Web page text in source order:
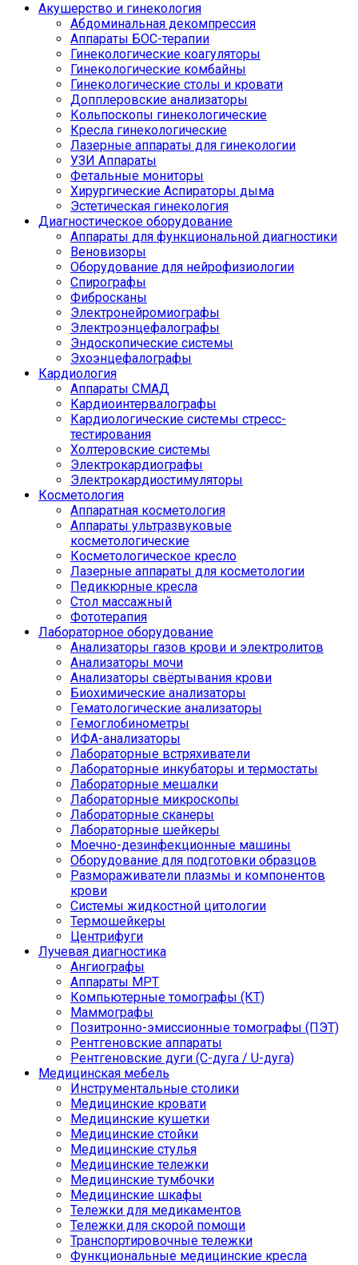
Акушерство и гинекология
Абдоминальная декомпрессия
Аппараты БОС-терапии
Гинекологические коагуляторы
Гинекологические комбайны
Гинекологические столы и кровати
Допплеровские анализаторы
Кольпоскопы гинекологические
Кресла гинекологические
Лазерные аппараты для гинекологии
УЗИ Аппараты
Фетальные мониторы
Хирургические Аспираторы дыма
Эстетическая гинекология
Диагностическое оборудование
Аппараты для функциональной диагностики
Веновизоры
Оборудование для нейрофизиологии
Спирографы
Фибросканы
Электронейромиографы
Электроэнцефалографы
Эндоскопические системы
Эхоэнцефалографы
Кардиология
Аппараты СМАД
Кардиоинтервалографы
Кардиологические системы стресс-
тестирования
Холтеровские системы
Электрокардиографы
Электрокардиостимуляторы
Косметология
Аппаратная косметология
Аппараты ультразвуковые
косметологические
Косметологическое кресло
Лазерные аппараты для косметологии
Педикюрные кресла
Стол массажный
Фототерапия
Лабораторное оборудование
Анализаторы газов крови и электролитов
Анализаторы мочи
Анализаторы свёртывания крови
Биохимические анализаторы
Гематологические анализаторы
Гемоглобинометры
ИФА-анализаторы
Лабораторные встряхиватели
Лабораторные инкубаторы и термостаты
Лабораторные мешалки
Лабораторные микроскопы
Лабораторные сканеры
Лабораторные шейкеры
Моечно-дезинфекционные машины
Оборудование для подготовки образцов
Размораживатели плазмы и компонентов
крови
Системы жидкостной цитологии
Термошейкеры
Центрифуги
Лучевая диагностика
Ангиографы
Аппараты МРТ
Компьютерные томографы (КТ)
Маммографы
Позитронно-эмиссионные томографы (ПЭТ)
Рентгеновские аппараты
Рентгеновские дуги (С-дуга / U-дуга)
Медицинская мебель
Инструментальные столики
Медицинские кровати
Медицинские кушетки
Медицинские стойки
Медицинские стулья
Медицинские тележки
Медицинские тумбочки
Медицинские шкафы
Тележки для медикаментов
Тележки для скорой помощи
Транспортировочные тележки
Функциональные медицинские кресла